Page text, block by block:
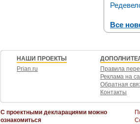
Все
НАШИ ПРОЕКТЫ
Prian.ru
Правила
Реклама на
Обратная
Контакты
С проектными декларациями можно
ознакомиться